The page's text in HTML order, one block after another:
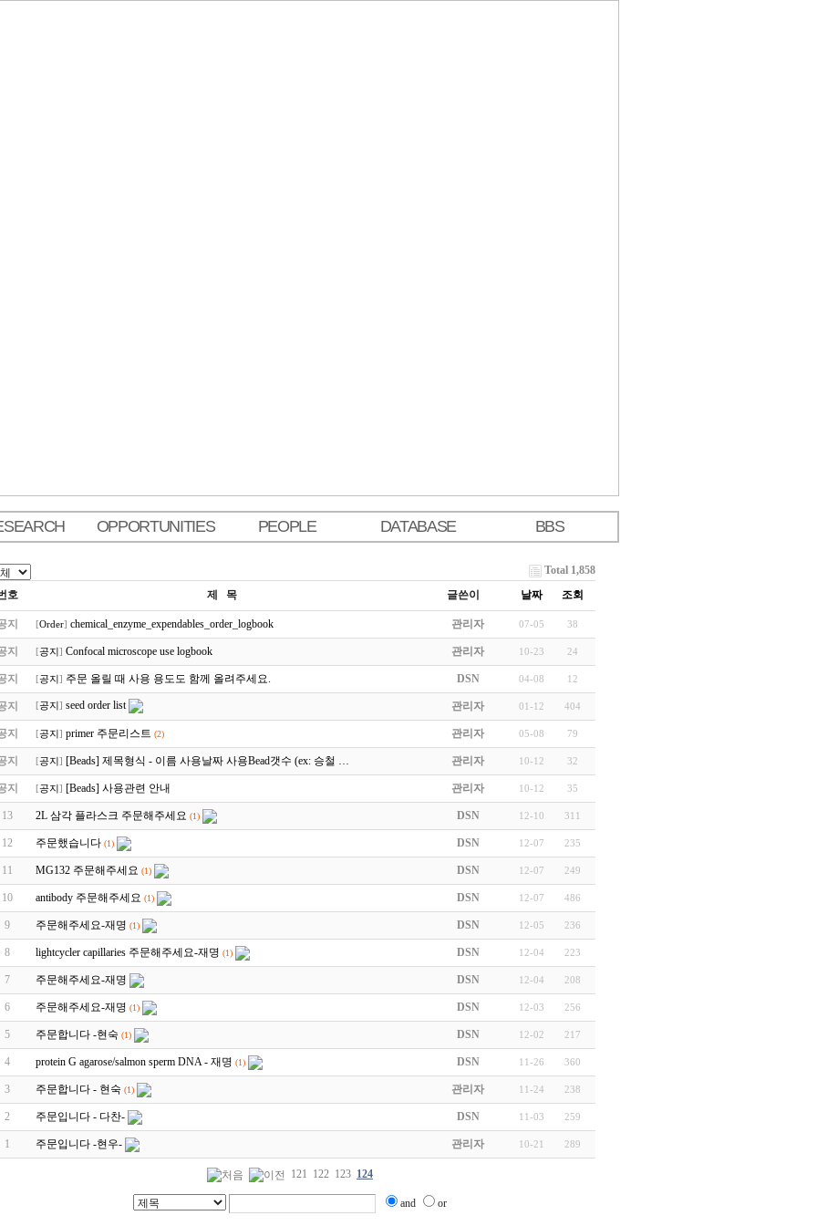
OPPORTUNITIES PEOPLE DATABASE BBS
Total 1,858
호
제 목 글쓴이 날짜 조회
지 [Order] chemical_enzyme_expendables_order_logbook 관리자 07-05 38
지 [공지 ] Confocal microscope use logbook 관리자 10-23 24
지 [공지 ] 주문 올릴 때 사용 용도도 함께 올려주세요. DSN 04-08 12
지 [공지 ] seed order list 관리자 01-12 404
지 [공지 ] primer 주문리스트 (2) 관리자 05-08 79
지 [공지 ] [Beads] 제목형식 - 이름 사용날짜 사용Bead갯수 (ex: 승철 … 관리자 10-12 32
지 [공지 ] [Beads] 사용관련 안내 관리자 10-12 35
13 2L 삼각 플라스크 주문해주세요 (1) DSN 12-10 311
12 주문했습니다 (1) DSN 12-07 235
11 MG132 주문해주세요 (1) DSN 12-07 249
10 antibody 주문해주세요 (1) DSN 12-07 486
9 주문해주세요-재명 (1) DSN 12-05 236
8 lightcycler capillaries 주문해주세요-재명 (1) DSN 12-04 223
7 주문해주세요-재명 DSN 12-04 208
6 주문해주세요-재명 (1) DSN 12-03 256
5 주문합니다 -현숙 (1) DSN 12-02 217
4 protein G agarose/salmon sperm DNA - 재명 (1) DSN 11-26 360
3 주문합니다 - 현숙 (1) 관리자 11-24 238
2 주문입니다 - 다찬- DSN 11-03 259
1 주문입니다 -현우- 관리자 10-21 289
121 122 123 124
and or